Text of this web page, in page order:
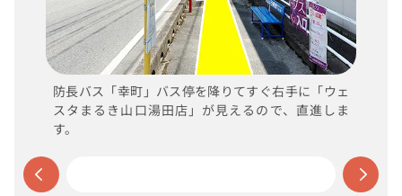
防長バス「幸町」バス停を降りてすぐ右手に「ウェ
スタまるき山口湯田店」が見えるので、直進しま
す。